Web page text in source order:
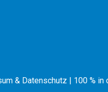
& Datenschutz 100 % in